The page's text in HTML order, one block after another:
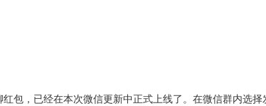
包，已经在本次微信更新中正式上线了。在微信群内选择